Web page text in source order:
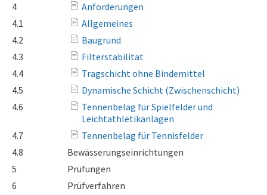
4
Anforderungen
4.1
Allgemeines
4.2
Baugrund
4.3
Filterstabilität
4.4
Tragschicht ohne Bindemittel
4.5
Dynamische Schicht (Zwischenschicht)
4.6
Tennenbelag für Spielfelder und
Leichtathletikanlagen
4.7
Tennenbelag für Tennisfelder
4.8
Bewässerungseinrichtungen
5
Prüfungen
6
Prüfverfahren